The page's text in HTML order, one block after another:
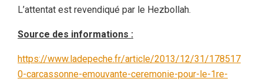
L’attentat est revendiqué par le Hezbollah.
Source des informations :
https://www.ladepeche.fr/article/2013/12/31/178517
0-carcassonne-emouvante-ceremonie-pour-le-1re-